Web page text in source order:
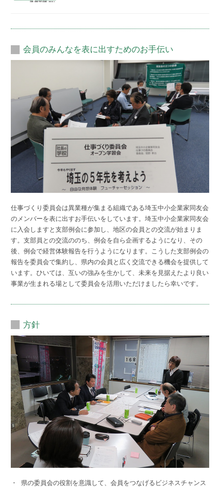
会員のみんなを表に出すためのお手伝い
仕事づくり委員会は異業種が集まる組織である埼玉中小企業家同友会
のメンバーを表に出すお手伝いをしています。埼玉中小企業家同友会
に入会しますと支部例会に参加し、地区の会員との交流が始まりま
す。支部員との交流ののち、例会を自ら企画するようになり、その
後、例会で経営体験報告を行うようになります。こうした支部例会の
報告を委員会で集約し、県内の会員と広く交流できる機会を提供して
います。ひいては、互いの強みを生かして、未来を見据えたより良い
事業が生まれる場として委員会を活用いただけましたら幸いです。
方針
・
県の委員会の役割を意識して、会員をつなげるビジネスチャンス